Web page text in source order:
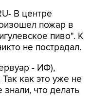
В центре
пожар в
пиво". К
не пострадал.
- ИФ),
как это уже не
что делать